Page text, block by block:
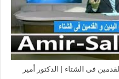
فى الشتاء | الدكتور أمير